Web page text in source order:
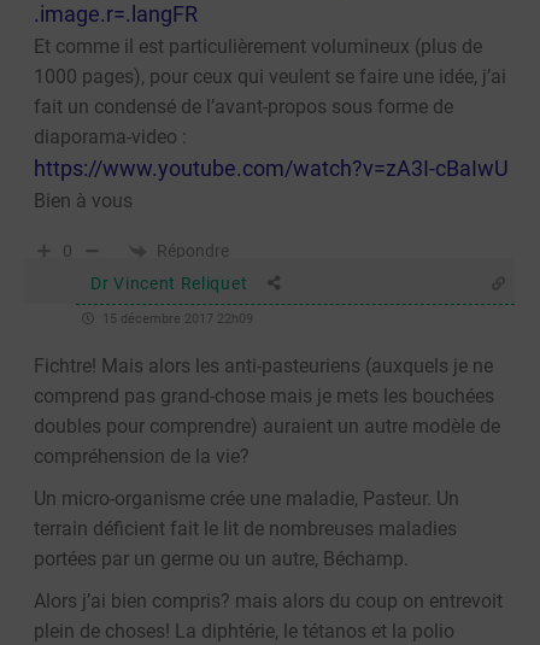
.image.r=.langFR
Et comme il est particulièrement volumineux (plus de
1000 pages), pour ceux qui veulent se faire une idée, j’ai
fait un condensé de l’avant-propos sous forme de
diaporama-video :
https://www.youtube.com/watch?v=zA3I-cBaIwU
Bien à vous
0
Répondre
Dr Vincent Reliquet
15 décembre 2017 22h09
Fichtre! Mais alors les anti-pasteuriens (auxquels je ne
comprend pas grand-chose mais je mets les bouchées
doubles pour comprendre) auraient un autre modèle de
compréhension de la vie?
Un micro-organisme crée une maladie, Pasteur. Un
terrain déficient fait le lit de nombreuses maladies
portées par un germe ou un autre, Béchamp.
Alors j’ai bien compris? mais alors du coup on entrevoit
plein de choses! La diphtérie, le tétanos et la polio